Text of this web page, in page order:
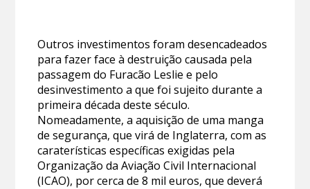
Outros investimentos foram desencadeados
para fazer face à destruição causada pela
passagem do Furacão Leslie e pelo
desinvestimento a que foi sujeito durante a
primeira década deste século.
Nomeadamente, a aquisição de uma manga
de segurança, que virá de Inglaterra, com as
caraterísticas específicas exigidas pela
Organização da Aviação Civil Internacional
(ICAO), por cerca de 8 mil euros, que deverá